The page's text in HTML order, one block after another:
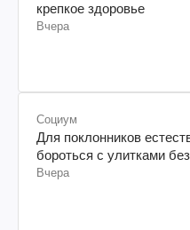
крепкое здоровье
Вчера
Социум
Для поклонников
бороться с улитками
Вчера